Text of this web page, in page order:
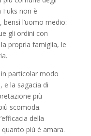
non è
l’uomo medio:
gli ordini con
propria famiglia, le
particolar modo
e la sagacia di
più
scomoda.
della
più è amara.